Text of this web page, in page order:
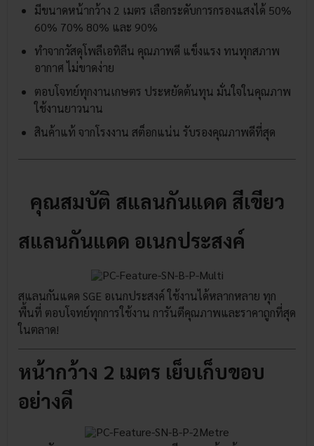
มีขนาดหน้ากว้าง 2 เมตร เลือกระดับการกรองแสงได้ 50%
60% 70% 80% และ 90%
ทำจากวัสดุโพลีเอทิลีน คุณภาพดี แข็งแรง ทนทุกสภาพ
อากาศ ไม่ขาดง่าย
ตอบโจทย์ทุกงานเกษตร ประหยัดต้นทุน มั่นใจในคุณภาพ
ใช้งานยาวนาน
สินค้าแท้ จากโรงงาน สต็อกแน่น รับรองคุณภาพดีที่สุด
คุณสมบัติ สแลนกันแดด สีเขียว
สแลนกันแดด อเนกประสงค์
สแลนกันแดด SGE อเนกประสงค์ ใช้งานได้หลากหลาย ทุก
พื้นที่ ตอบโจทย์ทุกการใช้งาน การันตีคุณภาพและราคาถูกที่สุด
ในตลาด!
หน้ากว้าง 2 เมตร เย็บเก็บขอบ
อย่างดี